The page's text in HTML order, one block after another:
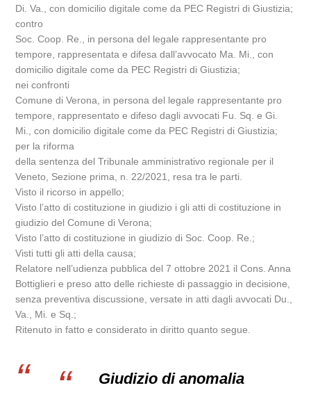
Di. Va., con domicilio digitale come da PEC Registri di Giustizia;
contro
Soc. Coop. Re., in persona del legale rappresentante pro
tempore, rappresentata e difesa dall’avvocato Ma. Mi., con
domicilio digitale come da PEC Registri di Giustizia;
nei confronti
Comune di Verona, in persona del legale rappresentante pro
tempore, rappresentato e difeso dagli avvocati Fu. Sq. e Gi.
Mi., con domicilio digitale come da PEC Registri di Giustizia;
per la riforma
della sentenza del Tribunale amministrativo regionale per il
Veneto, Sezione prima, n. 22/2021, resa tra le parti.
Visto il ricorso in appello;
Visto l’atto di costituzione in giudizio i gli atti di costituzione in
giudizio del Comune di Verona;
Visto l’atto di costituzione in giudizio di Soc. Coop. Re.;
Visti tutti gli atti della causa;
Relatore nell’udienza pubblica del 7 ottobre 2021 il Cons. Anna
Bottiglieri e preso atto delle richieste di passaggio in decisione,
senza preventiva discussione, versate in atti dagli avvocati Du.,
Va., Mi. e Sq.;
Ritenuto in fatto e considerato in diritto quanto segue.
Giudizio di anomalia